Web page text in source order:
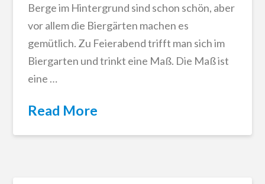
Berge im Hintergrund sind schon schön, aber
vor allem die Biergärten machen es
gemütlich. Zu Feierabend trifft man sich im
Biergarten und trinkt eine Maß. Die Maß ist
eine …
Read More